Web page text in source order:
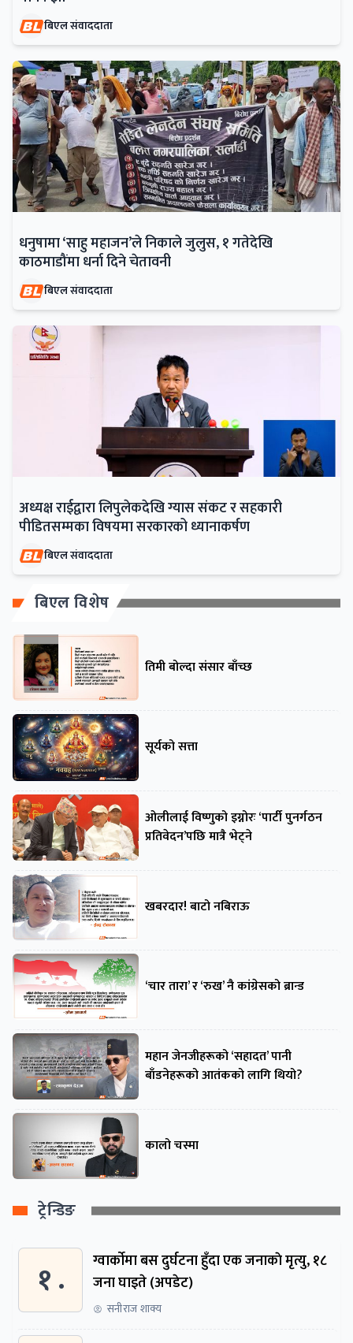
बिएल संवाददाता
धनुषामा ‘साहु महाजन’ले निकाले जुलुस, १ गतेदेखि
काठमाडौंमा धर्ना दिने चेतावनी
बिएल संवाददाता
अध्यक्ष राईद्वारा लिपुलेकदेखि ग्यास संकट र सहकारी
पीडितसम्मका विषयमा सरकारको ध्यानाकर्षण
बिएल संवाददाता
बिएल विशेष
तिमी बोल्दा संसार बाँच्छ
सूर्यको सत्ता
ओलीलाई विष्णुको इग्नोरः ‘पार्टी पुनर्गठन
प्रतिवेदन’पछि मात्रै भेट्ने
खबरदार! बाटो नबिराऊ
‘चार तारा’ र ‘रुख’ नै कांग्रेसको ब्रान्ड
महान जेनजीहरूको ‘सहादत’ पानी
बाँडनेहरूको आतंकको लागि थियो?
कालो चस्मा
ट्रेन्डिङ
१ .
ग्वार्काेमा बस दुर्घटना हुँदा एक जनाकाे मृत्यु, १८
जना घाइते (अपडेट)
सनीराज शाक्य